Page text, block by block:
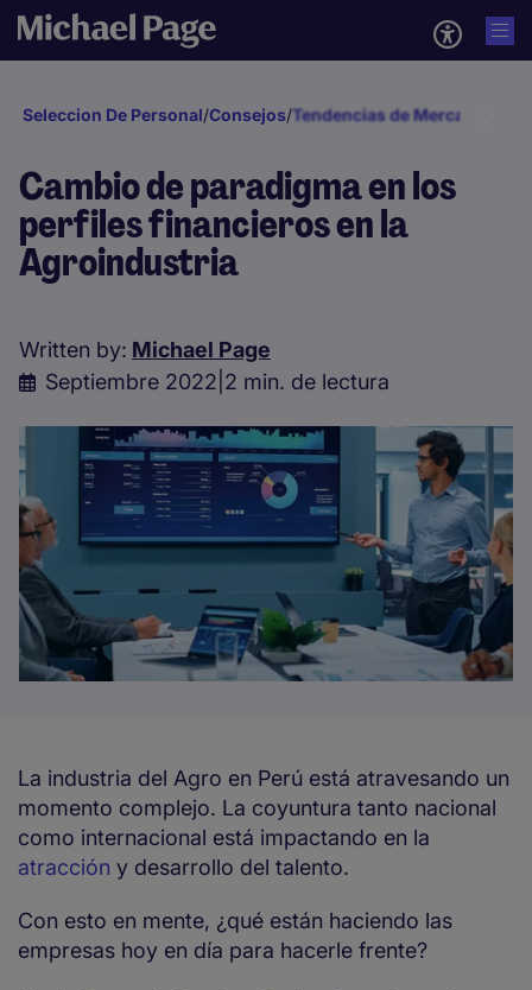
Seleccion De Personal/Consejos/Tendencias de Mercado
Cambio de paradigma en los
perfiles financieros en la
Agroindustria
Written by: Michael Page
Septiembre 2022 2 min. de lectura
La industria del Agro en Perú está atravesando un
momento complejo. La coyuntura tanto nacional
como internacional está impactando en la
atracción y desarrollo del talento.
Con esto en mente, ¿qué están haciendo las
empresas hoy en día para hacerle frente?